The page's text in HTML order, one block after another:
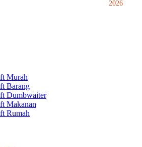
2026
Murah
Barang
Dumbwaiter
Makanan
Rumah